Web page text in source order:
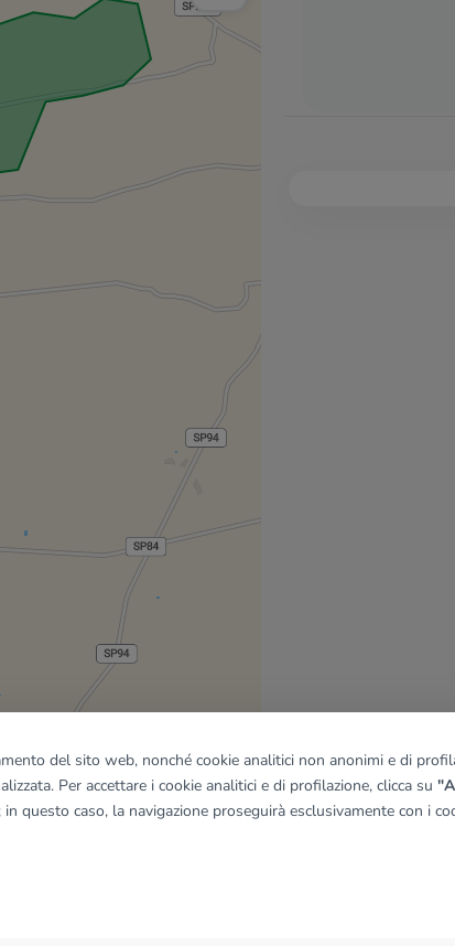
del sito web, nonché cookie analitici non anonimi e di
Per accettare i cookie analitici e di profilazione, clicca su
; in questo caso, la navigazione proseguirà esclusivamente con i